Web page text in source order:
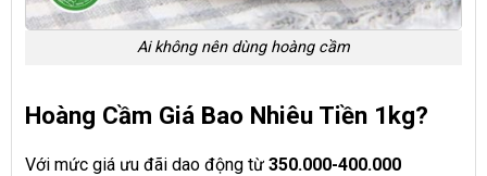
Ai không nên dùng hoàng cầm
Hoàng Cầm Giá Bao Nhiêu Tiền 1kg?
Với mức giá ưu đãi dao động từ 350.000-400.000